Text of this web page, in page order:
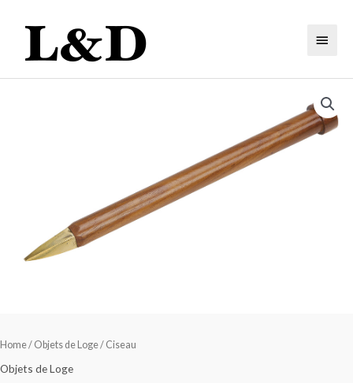
Home/ Objets de Loge/ Ciseau
Objets de Loge